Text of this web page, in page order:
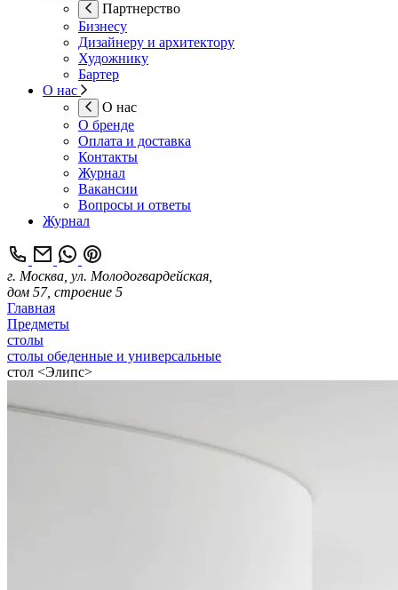
Партнерство
Бизнесу
Дизайнеру и архитектору
Художнику
Бартер
О нас
О нас
О бренде
Оплата и доставка
Контакты
Журнал
Вакансии
Вопросы и ответы
Журнал
г. Москва, ул. Молодогвардейская,
дом 57, строение 5
Главная
Предметы
столы
столы обеденные и универсальные
стол <Элипс>